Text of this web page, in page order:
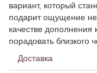
вариант, который
подарит ощущение
качестве дополнения
порадовать близкого
Доставка